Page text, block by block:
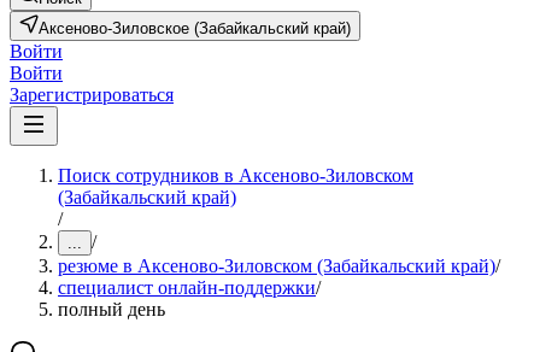
Аксеново-Зиловское (Забайкальский край)
Войти
Войти
Зарегистрироваться
Поиск сотрудников в Аксеново-Зиловском
(Забайкальский край)
/
... /
резюме в Аксеново-Зиловском (Забайкальский край)/
специалист онлайн-поддержки/
полный день